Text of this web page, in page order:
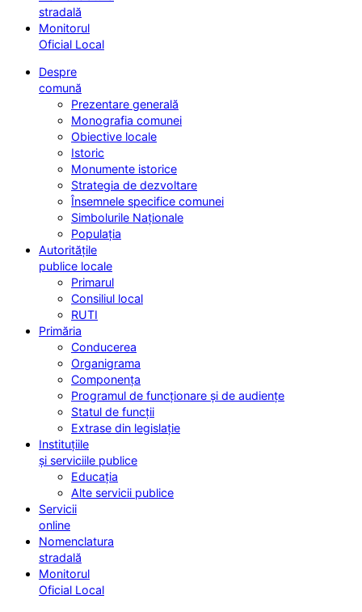
stradală
Monitorul
Oficial Local
Despre
comună
Prezentare generală
Monografia comunei
Obiective locale
Istoric
Monumente istorice
Strategia de dezvoltare
Însemnele specifice comunei
Simbolurile Naționale
Populația
Autoritățile
publice locale
Primarul
Consiliul local
RUTI
Primăria
Conducerea
Organigrama
Componența
Programul de funcționare și de audiențe
Statul de funcții
Extrase din legislație
Instituțiile
și serviciile publice
Educația
Alte servicii publice
Servicii
online
Nomenclatura
stradală
Monitorul
Oficial Local